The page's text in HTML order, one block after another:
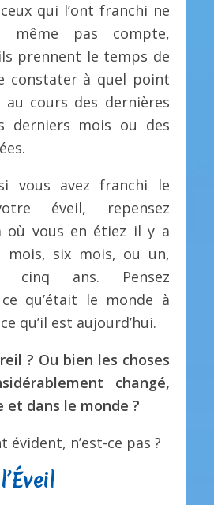
qui l’ont franchi ne
même pas compte,
prennent le temps de
constater à quel point
cours des dernières
derniers mois ou des
vous avez franchi le
éveil, repensez
où vous en étiez il y a
six mois, ou un,
cinq ans. Pensez
qu’était le monde à
qu’il est aujourd’hui.
? Ou bien les choses
changé,
et dans le monde ?
évident, n’est-ce pas ?